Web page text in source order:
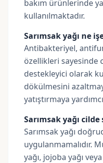
bakım ürünlerinde
kullanılmaktadır.
Sarımsak yağı ne
Antibakteriyel,
özellikleri sayesinde
destekleyici olarak
dökülmesini
yatıştırmaya
Sarımsak yağı
Sarımsak yağı
uygulanmamalıdır.
yağı, jojoba yağı